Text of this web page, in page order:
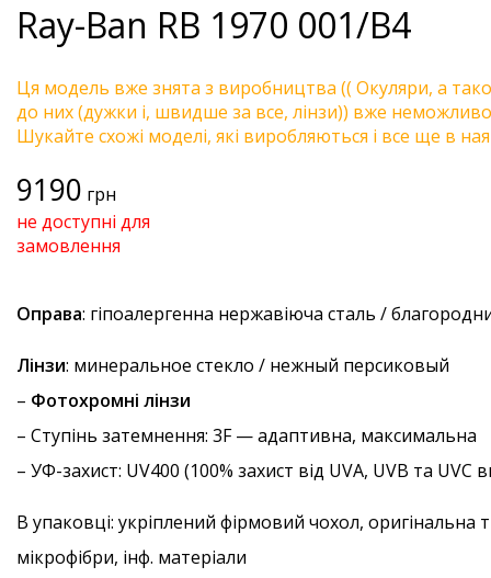
Ray-Ban RB 1970 001/B4
Ця модель вже знята з виробництва (( Окуляри, а
до них (дужки і, швидше за все, лінзи)) вже неможливо
Шукайте схожі моделі, які виробляються і все ще в
9190 грн
не доступні для
замовлення
Оправа: гіпоалергенна нержавіюча сталь /
Лінзи: минеральное стекло / нежный персиковый
– Фотохромні лінзи
– Ступінь затемнення: 3F — адаптивна, максимальна
– УФ-захист: UV400 (100% захист від UVA, UVB та
В упаковці: укріплений фірмовий чохол, оригінальна
мікрофібри, інф. матеріали